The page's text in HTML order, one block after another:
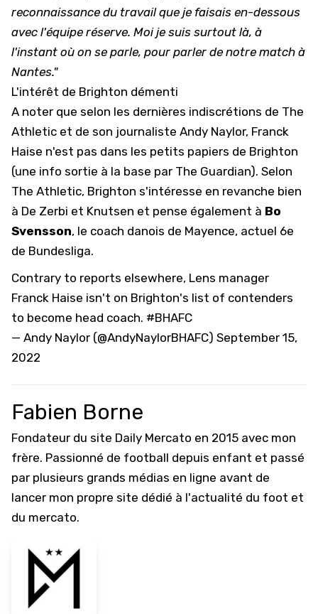
reconnaissance du travail que je faisais en-dessous
avec l'équipe réserve. Moi je suis surtout là, à
l'instant où on se parle, pour parler de notre match à
Nantes."
L'intérêt de Brighton démenti
A noter que selon les dernières indiscrétions de The
Athletic et de son journaliste Andy Naylor, Franck
Haise n'est pas dans les petits papiers de Brighton
(une info sortie à la base par The Guardian). Selon
The Athletic, Brighton s'intéresse en revanche bien
à De Zerbi et Knutsen et pense également à Bo
Svensson, le coach danois de Mayence, actuel 6e
de Bundesliga.
Contrary to reports elsewhere, Lens manager
Franck Haise isn't on Brighton's list of contenders
to become head coach. #BHAFC
— Andy Naylor (@AndyNaylorBHAFC) September 15,
2022
Fabien Borne
Fondateur du site Daily Mercato en 2015 avec mon
frère. Passionné de football depuis enfant et passé
par plusieurs grands médias en ligne avant de
lancer mon propre site dédié à l'actualité du foot et
du mercato.